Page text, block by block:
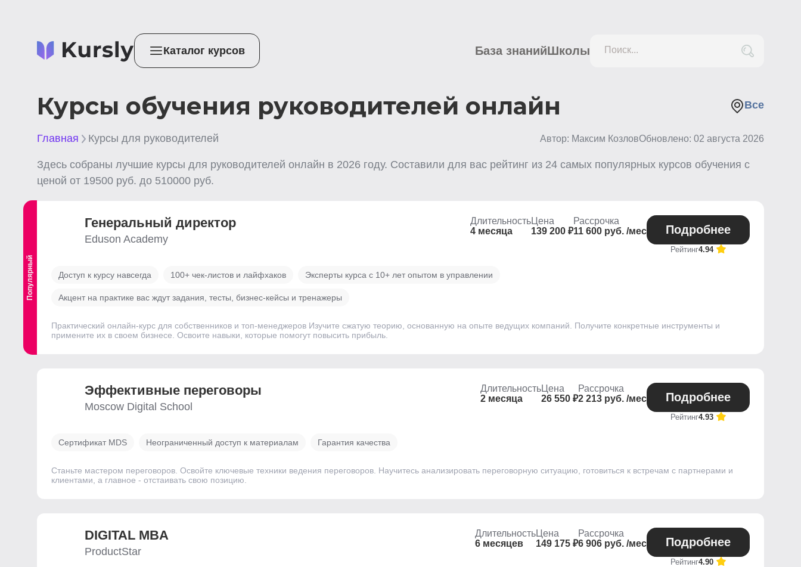
Каталог курсов База знанийШколы Поиск...
Курсы обучения руководителей онлайн Все
Главная Курсы для руководителей Автор: Максим КозловОбновлено: 02 августа 2026
Здесь собраны лучшие курсы для руководителей онлайн в 2026 году. Составили для вас рейтинг из 24 самых популярных курсов обучения с
ценой от 19500 руб. до 510000 руб.
Популярный
Генеральный директор
Eduson Academy
Длительность
4 месяца
Цена
139 200 ₽
Рассрочка
11 600 руб. /мес
Подробнее
Рейтинг4.94
Доступ к курсу навсегда 100+ чек-листов и лайфхаков Эксперты курса с 10+ лет опытом в управлении
Акцент на практике вас ждут задания, тесты, бизнес-кейсы и тренажеры
Практический онлайн-курс для собственников и топ-менеджеров Изучите сжатую теорию, основанную на опыте ведущих компаний. Получите конкретные инструменты и
примените их в своем бизнесе. Освоите навыки, которые помогут повысить прибыль.
Эффективные переговоры
Moscow Digital School
Длительность
2 месяца
Цена
26 550 ₽
Рассрочка
2 213 руб. /мес
Подробнее
Рейтинг4.93
Сертификат MDS Неограниченный доступ к материалам Гарантия качества
Станьте мастером переговоров. Освойте ключевые техники ведения переговоров. Научитесь анализировать переговорную ситуацию, готовиться к встречам с партнерами и
клиентами, а главное - отстаивать свою позицию.
DIGITAL MBA
ProductStar
Длительность
6 месяцев
Цена
149 175 ₽
Рассрочка
6 906 руб. /мес
Подробнее
Рейтинг4.90